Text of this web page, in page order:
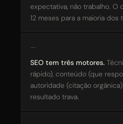
R$ 500 mil — R$ 2
Acima de R$ 2 milhões /
ENVIAR E AGENDAR
expectativa, não trabalho. O
12 meses para a maioria
SEO tem três motores.
rápido), conteúdo (que
autoridade (citação
resultado trava.